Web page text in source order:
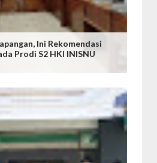
Ini Rekomendasi
Prodi S2 HKI INISNU